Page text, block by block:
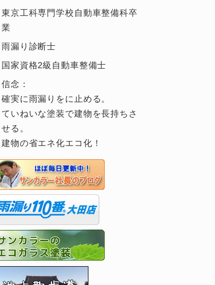
東京工科専門学校自動車整備科卒
業
雨漏り診断士
国家資格2級自動車整備士
信念：
確実に雨漏りをに止める。
ていねいな塗装で建物を長持ちさ
せる。
建物の省エネ化エコ化！